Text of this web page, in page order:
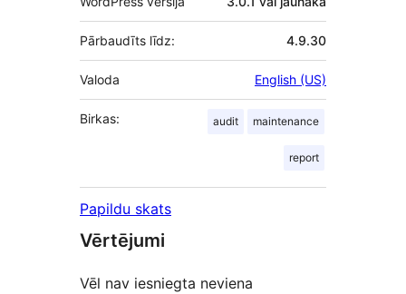
Pārbaudīts līdz: 4.9.30
Valoda English (US)
Birkas: audit maintenance
report
Papildu skats
Vērtējumi
Vēl nav iesniegta neviena